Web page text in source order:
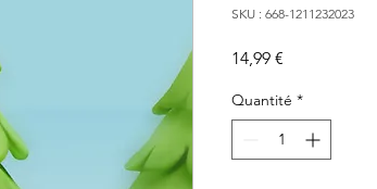
SKU : 668-1211232023
14,99 €
Quantité *